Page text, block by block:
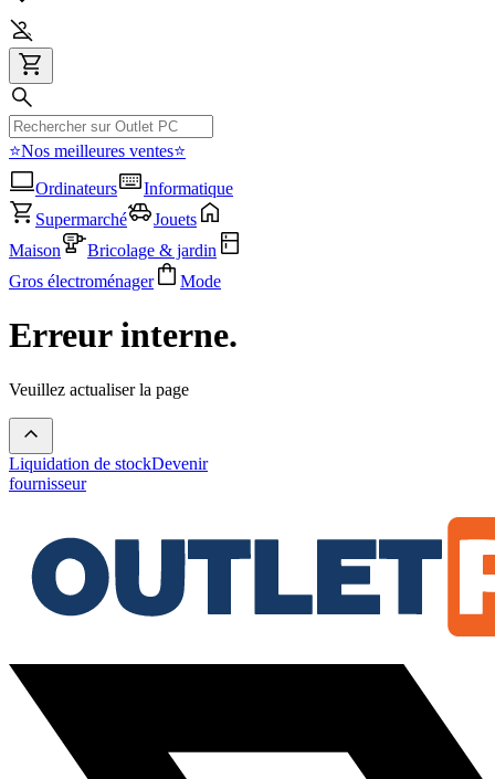
⭐Nos meilleures ventes⭐
Ordinateurs
Informatique
Supermarché
Jouets
Maison
Bricolage & jardin
Gros électroménager
Mode
Erreur interne.
Veuillez actualiser la page
Liquidation de stockDevenir
fournisseur